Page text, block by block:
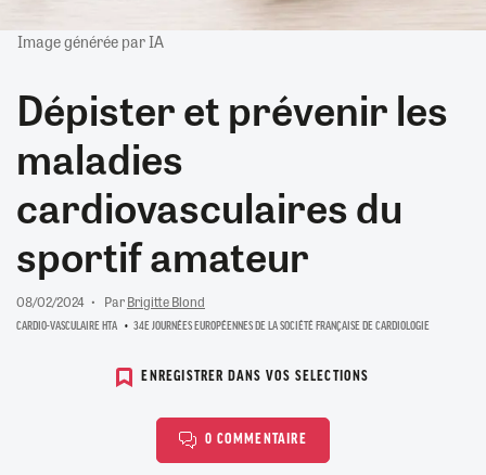
Image générée par IA
Dépister et prévenir les
maladies
cardiovasculaires du
sportif amateur
08/02/2024 ParBrigitte Blond
CARDIO-VASCULAIRE HTA 34E JOURNÉES EUROPÉENNES DE LA SOCIÉTÉ FRANÇAISE DE CARDIOLOGIE
ENREGISTRER DANS VOS SELECTIONS
0 COMMENTAIRE